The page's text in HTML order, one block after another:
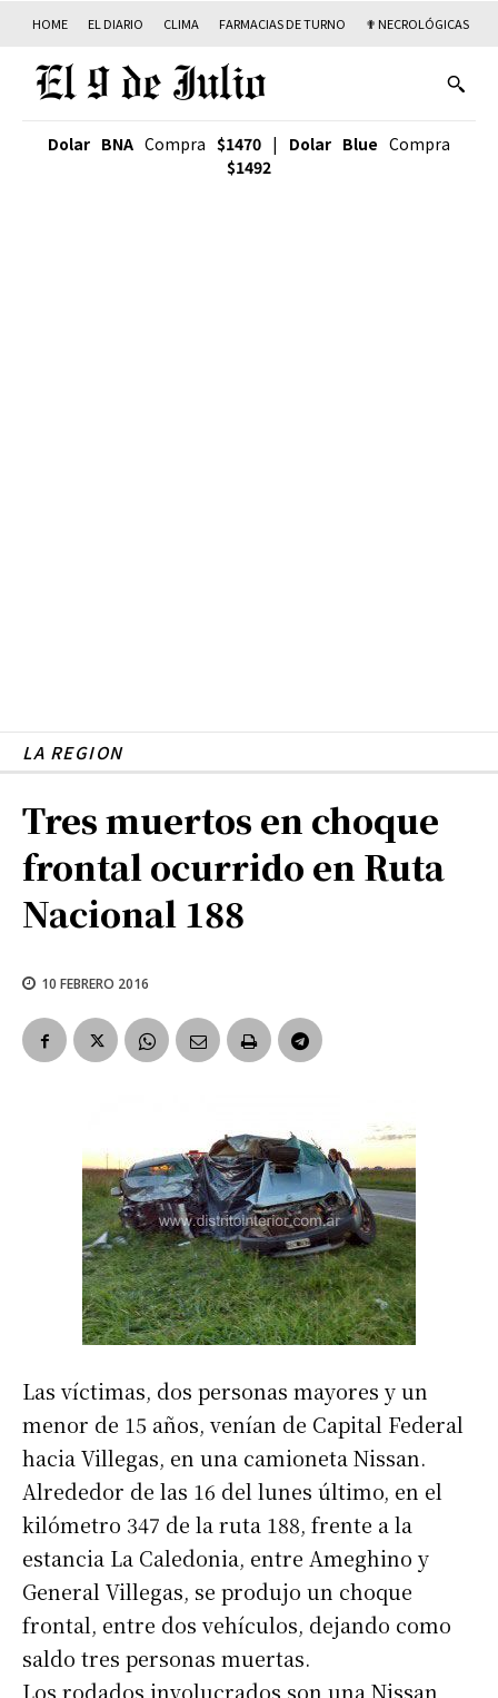
HOME EL DIARIO CLIMA FARMACIAS DE TURNO ✟ NECROLÓGICAS
Dolar BNA Compra $1470 | Dolar Blue Compra
$1492
LA REGION
Tres muertos en choque
frontal ocurrido en Ruta
Nacional 188
10 FEBRERO 2016
Las víctimas, dos personas mayores y un
menor de 15 años, venían de Capital Federal
hacia Villegas, en una camioneta Nissan.
Alrededor de las 16 del lunes último, en el
kilómetro 347 de la ruta 188, frente a la
estancia La Caledonia, entre Ameghino y
General Villegas, se produjo un choque
frontal, entre dos vehículos, dejando como
saldo tres personas muertas.
Los rodados involucrados son una Nissan